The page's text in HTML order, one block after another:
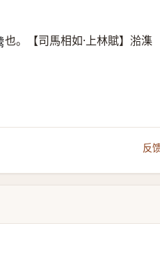
也。【司馬相如·上林賦】湁潗
反